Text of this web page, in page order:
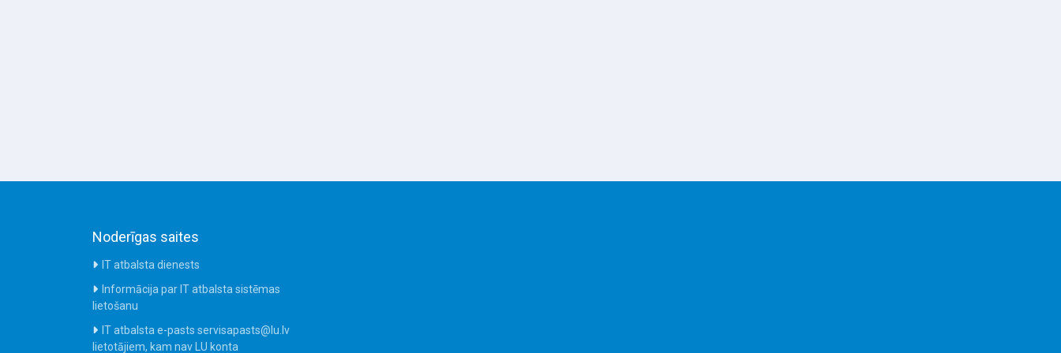
Noderīgas saites
IT atbalsta dienests
Informācija par IT atbalsta sistēmas
lietošanu
IT atbalsta e-pasts servisapasts@lu.lv
lietotājiem, kam nav LU konta